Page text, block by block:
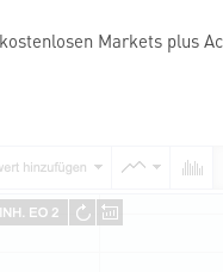
Markets plus